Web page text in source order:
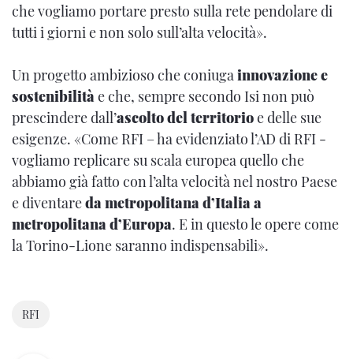
che vogliamo portare presto sulla rete pendolare di
tutti i giorni e non solo sull’alta velocità».
Un progetto ambizioso che coniuga innovazione e
sostenibilità e che, sempre secondo Isi non può
prescindere dall’ascolto del territorioe delle sue
esigenze. «Come RFI – ha evidenziato l’AD di RFI -
vogliamo replicare su scala europea quello che
abbiamo già fatto con l’alta velocità nel nostro Paese
e diventareda metropolitana d’Italia a
metropolitana d’Europa. E in questo le opere come
la Torino-Lione saranno indispensabili».
RFI